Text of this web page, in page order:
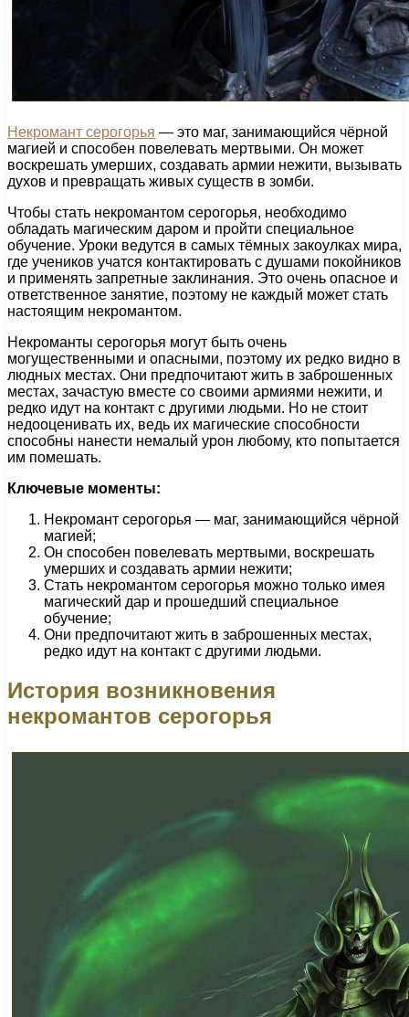
Некромант серогорья — это маг, занимающийся чёрной
магией и способен повелевать мертвыми. Он может
воскрешать умерших, создавать армии нежити, вызывать
духов и превращать живых существ в зомби.
Чтобы стать некромантом серогорья, необходимо
обладать магическим даром и пройти специальное
обучение. Уроки ведутся в самых тёмных закоулках мира,
где учеников учатся контактировать с душами покойников
и применять запретные заклинания. Это очень опасное и
ответственное занятие, поэтому не каждый может стать
настоящим некромантом.
Некроманты серогорья могут быть очень
могущественными и опасными, поэтому их редко видно в
людных местах. Они предпочитают жить в заброшенных
местах, зачастую вместе со своими армиями нежити, и
редко идут на контакт с другими людьми. Но не стоит
недооценивать их, ведь их магические способности
способны нанести немалый урон любому, кто попытается
им помешать.
Ключевые моменты:
Некромант серогорья — маг, занимающийся чёрной
магией;
Он способен повелевать мертвыми, воскрешать
умерших и создавать армии нежити;
Стать некромантом серогорья можно только имея
магический дар и прошедший специальное
обучение;
Они предпочитают жить в заброшенных местах,
редко идут на контакт с другими людьми.
История возникновения
некромантов серогорья